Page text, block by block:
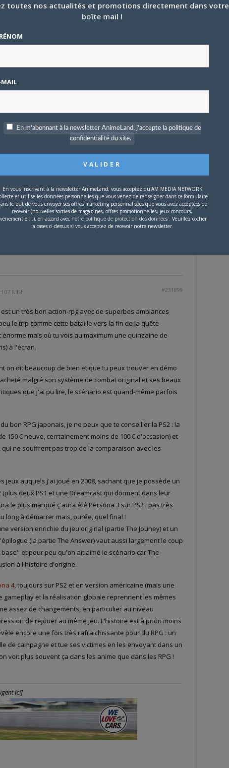
la PS3 magique happy.gif
première version de la play3 pouvais lire les jeux PS2,
ce logiciel parce qu'elle était trop cher (600 € à ses débuts
cette info ?
PS2 et de ne pas pouvoir y jouer, gnark gnark !
faut payer 15€ par mois (il me semble) en plus de l'achat
mais il reste très prenant, et tu peux jouer en ligne
je viens de citer mais ce sont les seuls que j'ai testé^^!
07 MIN #231899
est un très bon action-rpg avec de superbes ambiances
le trip comme cette bataille vers la fin de la quête
mais où tu vois au maximum une quinzaine de
à l'écran.
on dit beaucoup de bien et que tu peux trouver en démo
malgré son système de combat original et ses beaux
que j'ai pu lire, le scénario est quand-même parfois
bon RPG japonais, je ne peux que te conseiller la PS2 : la
150 € neuve, cerrtainement moins de 100 € d'occasion) et
ne souffrent pas trop de la comparaison avec les
jeux auquels j'ai joué en 2008, sachant que je possède un
(plus deux PS1 et une Dreamcast qui dorment dans leur
le plus marqué ç'aura été Persona 3 sur PS2 : pas très
long à démarrer mais, purée, quel final !
version enrichie du jeu original (partie The Jouney) et un
(la partie The Answer) vaut aussi largement le coup
et pour peu qu'on ait aimé le scénario car The
à l'histoire d'origine.
4, toujours sur PS2 et en version américaine (mais une
gameplay et la réalisation globale reprennent les mêmes
assez de changements, en particulier au niveau
de rejouer au même jeu. L'histoire est à priori moins
encore une fois très rafraichissante pour du RPG : un
de campagne et tue ses victimes en les envoyant dans un
voit plus souvent ça dans les anime que dans les RPG !
ici]
toutes nos actualités et promotions directement dans votre
boîte mail !
MAIL
En m'abonnant à la newsletter AnimeLand, j'accepte la politique de
confidentialité du site.
En vous inscrivant à la newsletter AnimeLand, vous acceptez qu'AM MEDIA NETWORK
et utilise les données personnelles que vous venez de renseigner dans ce formulaire
le but de vous envoyer ses offres marketing personnalisées que vous avez acceptées de
recevoir (nouvelles sorties de magazines, offres promotionnelles, jeux-concours,
en accord avec notre politique de protection des données . Veuillez cocher
la cases ci-dessus si vous acceptez de recevoir notre newsletter.